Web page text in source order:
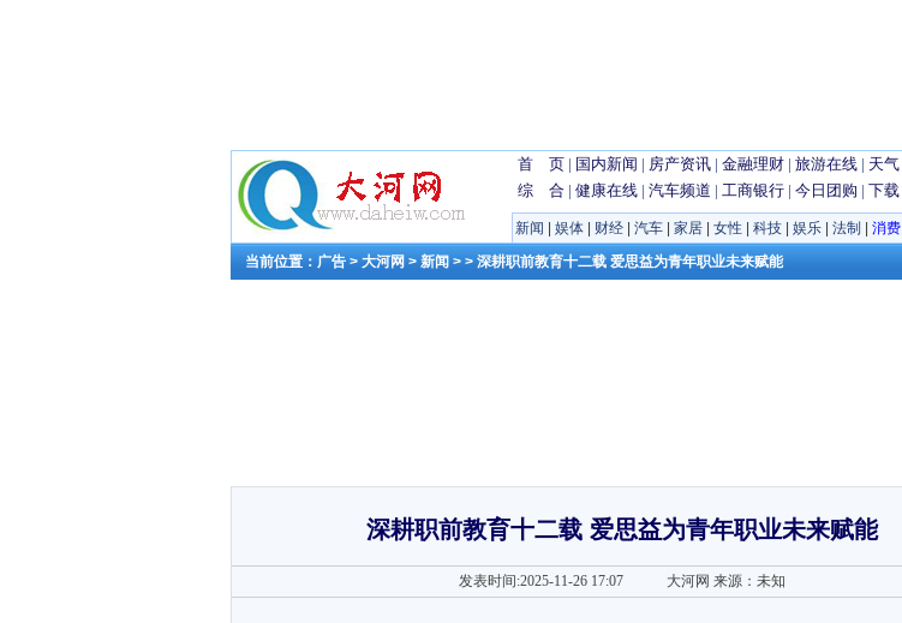
首 页 | 国内新闻 | 房产资讯 | 金融理财 | 旅游在线 | 天气
综 合 | 健康在线 | 汽车频道 | 工商银行 | 今日团购 | 下载
新闻 娱体 财经 汽车 家居 女性 科技 娱乐 法制 消费
当前位置： 广告 > 大河网 > 新闻 > > 深耕职前教育十二载 爱思益为青年职业未来赋能
深耕职前教育十二载 爱思益为青年职业未来赋能
发表时间:2025-11-26 17:07 大河网 来源：未知